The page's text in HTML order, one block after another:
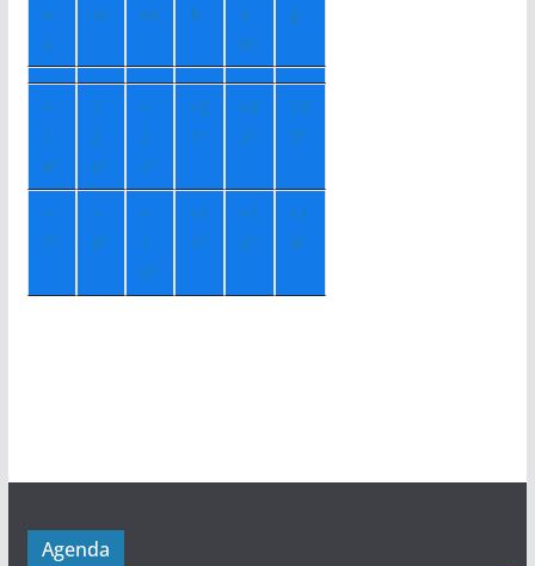
u
a
ui
ex
b
o
m
g
+
1
8°
+
2
0°
+
2
1°
+2
1°
+2
2°
+2
2°
+
7°
+
8°
+
1
0°
+1
1°
+1
2°
+1
4°
Agenda